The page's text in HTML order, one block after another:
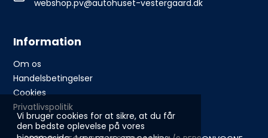
Vi bruger cookies for at sikre, at du får
den bedste oplevelse på vores
webshop.pv@autohuset-vestergaard.dk
Information
Om os
Handelsbetingelser
Cookies
Privatlivspolitik